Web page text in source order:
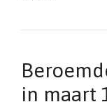
in maart